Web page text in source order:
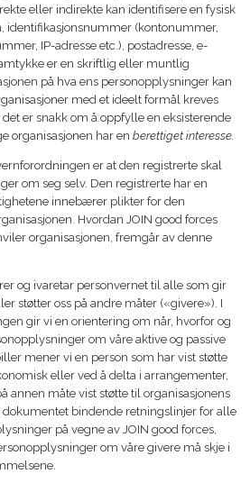
eller indirekte kan identifisere en fysisk
identifikasjonsnummer (kontonummer,
IP-adresse etc.), postadresse, e-
er en skriftlig eller muntlig
på hva ens personopplysninger kan
med et ideelt formål kreves
er snakk om å oppfylle en eksisterende
organisasjonen har en berettiget interesse.
er at den registrerte skal
om seg selv. Den registrerte har en
innebærer plikter for den
Hvordan JOIN good forces
organisasjonen, fremgår av denne
og ivaretar personvernet til alle som gir
støtter oss på andre måter («givere»). I
gir vi en orientering om når, hvorfor og
om våre aktive og passive
mener vi en person som har vist støtte
eller ved å delta i arrangementer,
annen måte vist støtte til organisasjonens
bindende retningslinjer for alle
på vegne av JOIN good forces,
om våre givere må skje i